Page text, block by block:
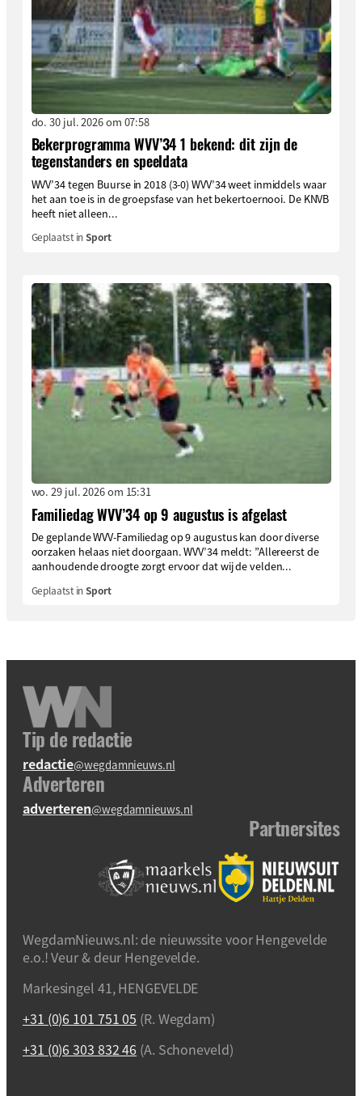
do. 30 jul. 2026 om 07:58
Bekerprogramma WVV’34 1 bekend: dit zijn de
tegenstanders en speeldata
WVV’34 tegen Buurse in 2018 (3-0) WVV’34 weet inmiddels waar
het aan toe is in de groepsfase van het bekertoernooi. De KNVB
heeft niet alleen...
Geplaatst inSport
wo. 29 jul. 2026 om 15:31
Familiedag WVV’34 op 9 augustus is afgelast
De geplande WVV-Familiedag op 9 augustus kan door diverse
oorzaken helaas niet doorgaan. WVV’34 meldt: ”Allereerst de
aanhoudende droogte zorgt ervoor dat wij de velden...
Geplaatst inSport
Tip de redactie
redactie@wegdamnieuws.nl
Adverteren
adverteren@wegdamnieuws.nl
Partnersites
WegdamNieuws.nl: de nieuwssite voor Hengevelde
e.o.! Veur & deur Hengevelde.
Markesingel 41, HENGEVELDE
+31 (0)6 101 751 05 (R. Wegdam)
+31 (0)6 303 832 46 (A. Schoneveld)